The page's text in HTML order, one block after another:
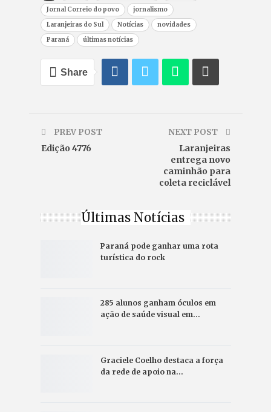
Jornal Correio do povo
jornalismo
Laranjeiras do Sul
Notícias
novidades
Paraná
últimas notícias
Share
PREV POST
Edição 4776
NEXT POST
Laranjeiras
entrega novo
caminhão para
coleta reciclável
Últimas Notícias
Paraná pode ganhar uma rota
turística do rock
285 alunos ganham óculos em
ação de saúde visual em…
Graciele Coelho destaca a força
da rede de apoio na…